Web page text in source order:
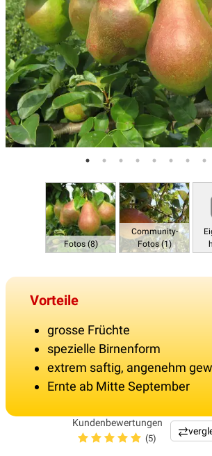
Fotos (8)
Community-
Fotos (1)
Vorteile
grosse Früchte
spezielle Birnenform
extrem saftig, angenehm
Ernte ab Mitte September
Kundenbewertungen
(5)